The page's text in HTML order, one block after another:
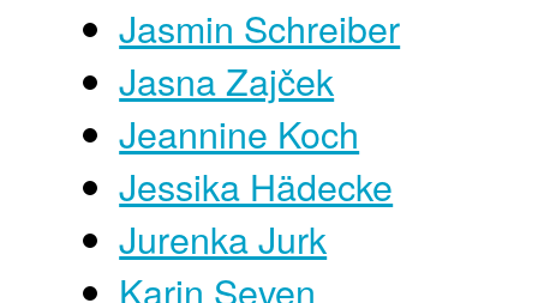
Jasmin Schreiber
Jasna Zajček
Jeannine Koch
Jessika Hädecke
Jurenka Jurk
Karin Seven